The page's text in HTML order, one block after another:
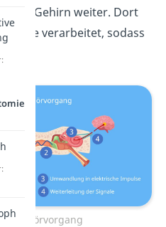
das Gehirn weiter. Dort
Signale verarbeitet, sodass
Der Hörvorgang